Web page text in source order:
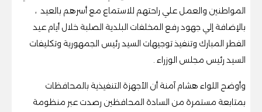
المواطنين والعمل علي راحتهم للاستماع مع أسرهم بالعيد ،
بالإضافة إلي جهود رفع المخلفات البلدية الصلبة خلال أيام عيد
الفطر المبارك وتنفيذ توجيهات السيد رئيس الجمهورية وتكليفات
السيد رئيس مجلس الوزراء .
وأوضح اللواء هشام آمنة أن الأجهزة التنفيذية بالمحافظات
بمتابعة مستمرة من السادة المحافظين رصدت عبر منظومة